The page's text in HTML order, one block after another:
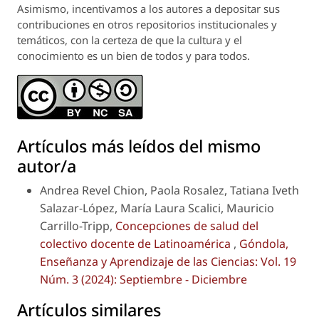
Asimismo, incentivamos a los autores a depositar sus
contribuciones en otros repositorios institucionales y
temáticos, con la certeza de que la cultura y el
conocimiento es un bien de todos y para todos.
Artículos más leídos del mismo
autor/a
Andrea Revel Chion, Paola Rosalez, Tatiana Iveth
Salazar-López, María Laura Scalici, Mauricio
Carrillo-Tripp, Concepciones de salud del
colectivo docente de Latinoamérica , Góndola,
Enseñanza y Aprendizaje de las Ciencias: Vol. 19
Núm. 3 (2024): Septiembre - Diciembre
Artículos similares